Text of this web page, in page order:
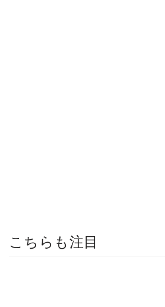
こちらも注目